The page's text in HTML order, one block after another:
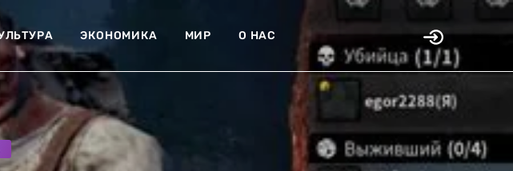
ЭКОНОМИКА МИР О НАС